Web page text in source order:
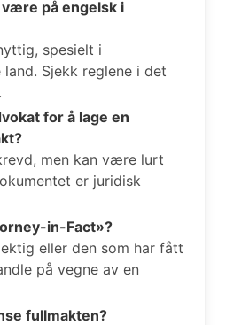
på engelsk i
spesielt i
Sjekk reglene i det
for å lage en
men kan være lurt
er juridisk
in-Fact»?
eller den som har fått
på vegne av en
fullmakten?